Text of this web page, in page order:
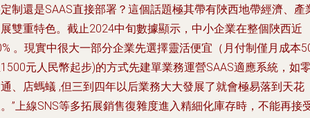
制還是SAAS直接部署？這個話題極其帶有陜西地帶經濟、產
雙重特色。截止2024中旬數據顯示，中小企業在整個陜西近
。現實中很大一部分企業先選擇靈活便宜（月付制僅月成本
元人民幣起步)的方式先建單業務運營SAAS適應系統，如
、店螞蟻 ,但三到四年以后業務大大發展了就會極易落到天花
”上線SNS等多拓展銷售復雜度進入精細化庫存時，不能再接